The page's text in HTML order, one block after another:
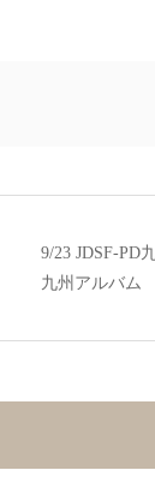
9/23 JDSF-PD
九州アルバム